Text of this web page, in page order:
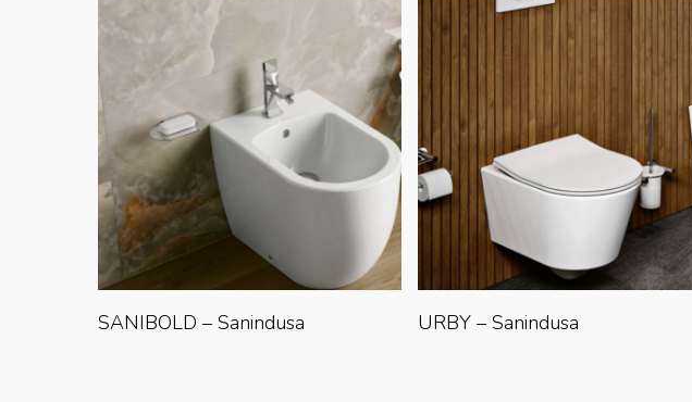
Lire La Suite
SANIBOLD – Sanindusa Lire La Suite
URBY – Sanindusa